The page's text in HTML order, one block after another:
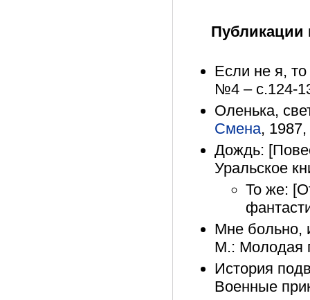
Публикации
Если не я,
№4 – с.124-
Оленька,
Смена,
Дождь:
Уральское
То же:
Мне больно,
М.: Молодая
История
Военные